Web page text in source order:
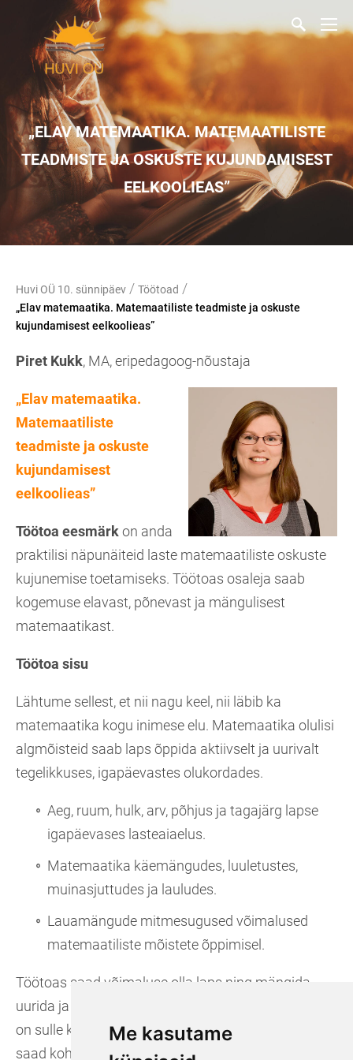
Me kasutame
„ELAV MATEMAATIKA. MATEMAATILISTE
TEADMISTE JA OSKUSTE KUJUNDAMISEST
EELKOOLIEAS”
Huvi OÜ 10. sünnipäev / Töötoad /
„Elav matemaatika. Matemaatiliste teadmiste ja oskuste
kujundamisest eelkoolieas”
Piret Kukk, MA, eripedagoog-nõustaja
„Elav matemaatika.
Matemaatiliste
teadmiste ja oskuste
kujundamisest
eelkoolieas”
Töötoa eesmärkon anda
praktilisi näpunäiteid laste matemaatiliste oskuste
kujunemise toetamiseks. Töötoas osaleja saab
kogemuse elavast, põnevast ja mängulisest
matemaatikast.
Töötoa sisu
Lähtume sellest, et nii nagu keel, nii läbib ka
matemaatika kogu inimese elu. Matemaatika olulisi
algmõisteid saab laps õppida aktiivselt ja uurivalt
tegelikkuses, igapäevastes olukordades.
Aeg, ruum, hulk, arv, põhjus ja tagajärg lapse
igapäevases lasteaiaelus.
Matemaatika käemängudes, luuletustes,
muinasjuttudes ja lauludes.
Lauamängude mitmesugused võimalused
matemaatiliste mõistete õppimisel.
Töötoas saad võimaluse olla laps ning mängida,
uurida ja imestada. Tasuks sinu kaaslöömise eest
on sulle kingituseks hulk põnevaid materjale, mida
saad kohe oma igapäevatöösse rakendada.